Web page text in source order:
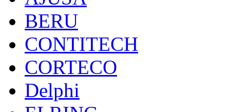
BERU
CONTITECH
CORTECO
Delphi